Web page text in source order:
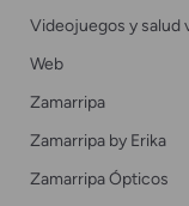
Videojuegos y salud
Web
Zamarripa
Zamarripa by Erika
Zamarripa Ópticos